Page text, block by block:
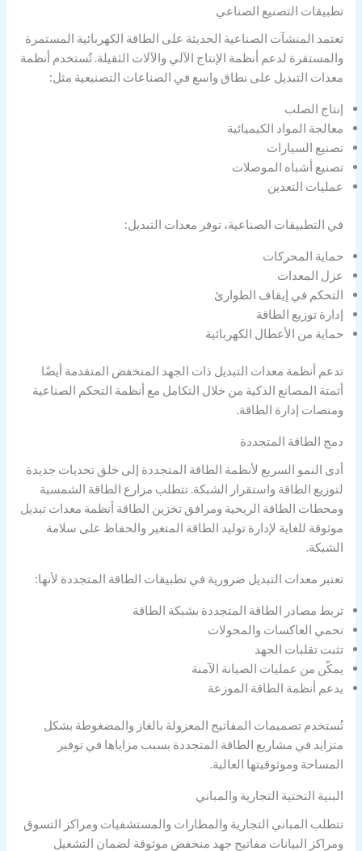
تطبيقات التصنيع الصناعي
تعتمد المنشآت الصناعية الحديثة على الطاقة الكهربائية المستمرة
والمستقرة لدعم أنظمة الإنتاج الآلي والآلات الثقيلة. تُستخدم أنظمة
معدات التبديل على نطاق واسع في الصناعات التصنيعية مثل:
إنتاج الصلب
معالجة المواد الكيميائية
تصنيع السيارات
تصنيع أشباه الموصلات
عمليات التعدين
في التطبيقات الصناعية، توفر معدات التبديل:
حماية المحركات
عزل المعدات
التحكم في إيقاف الطوارئ
إدارة توزيع الطاقة
حماية من الأعطال الكهربائية
تدعم أنظمة معدات التبديل ذات الجهد المنخفض المتقدمة أيضًا
أتمتة المصانع الذكية من خلال التكامل مع أنظمة التحكم الصناعية
ومنصات إدارة الطاقة.
دمج الطاقة المتجددة
أدى النمو السريع لأنظمة الطاقة المتجددة إلى خلق تحديات جديدة
لتوزيع الطاقة واستقرار الشبكة. تتطلب مزارع الطاقة الشمسية
ومحطات الطاقة الريحية ومرافق تخزين الطاقة أنظمة معدات تبديل
موثوقة للغاية لإدارة توليد الطاقة المتغير والحفاظ على سلامة
الشبكة.
تعتبر معدات التبديل ضرورية في تطبيقات الطاقة المتجددة لأنها:
تربط مصادر الطاقة المتجددة بشبكة الطاقة
تحمي العاكسات والمحولات
تثبت تقلبات الجهد
يمكّن من عمليات الصيانة الآمنة
يدعم أنظمة الطاقة الموزعة
تُستخدم تصميمات المفاتيح المعزولة بالغاز والمضغوطة بشكل
متزايد في مشاريع الطاقة المتجددة بسبب مزاياها في توفير
المساحة وموثوقيتها العالية.
البنية التحتية التجارية والمباني
تتطلب المباني التجارية والمطارات والمستشفيات ومراكز التسوق
ومراكز البيانات مفاتيح جهد منخفض موثوقة لضمان التشغيل